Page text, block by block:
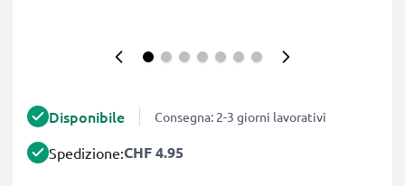
Disponibile Consegna: 2-3 giorni lavorativi
Spedizione:CHF 4.95